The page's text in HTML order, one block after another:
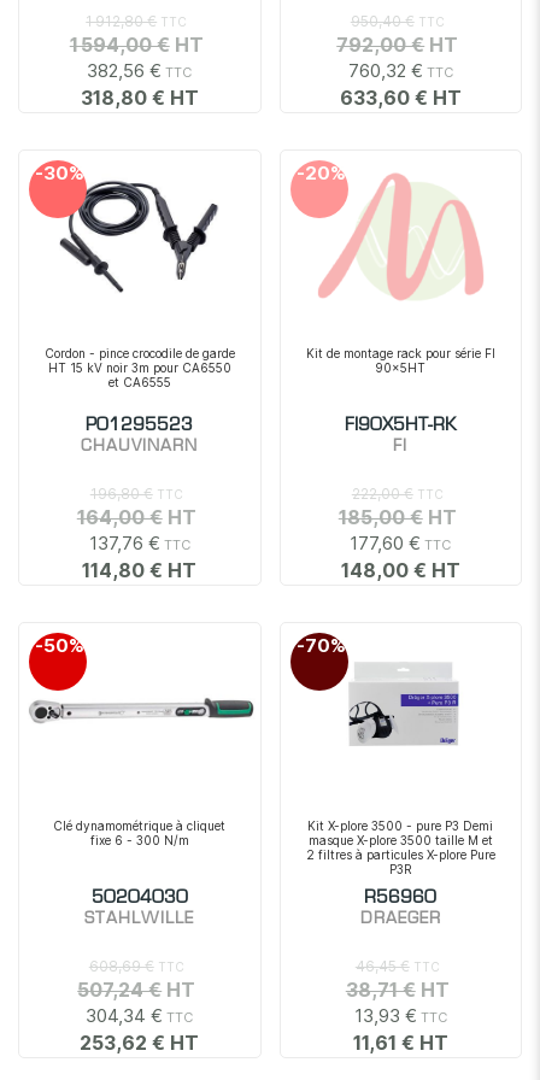
382,56 €
318,80 €
1 912,80 €
1 594,00 €
760,32 €
633,60 €
950,40 €
792,00 €
Cordon - pince crocodile de garde
HT 15 kV noir 3m pour CA6550
et CA6555
P01295523
CHAUVINARN
137,76 €
114,80 €
196,80 €
164,00 €
-30%
Kit de montage rack pour série FI
90x5HT
FI90X5HT-RK
FI
177,60 €
148,00 €
222,00 €
185,00 €
-20%
Clé dynamométrique à cliquet
fixe 6 - 300 N/m
50204030
STAHLWILLE
304,34 €
253,62 €
608,69 €
507,24 €
-50%
Kit X-plore 3500 - pure P3 Demi
masque X-plore 3500 taille M et
2 filtres à particules X-plore Pure
P3R
R56960
DRAEGER
13,93 €
11,61 €
46,45 €
38,71 €
-70%